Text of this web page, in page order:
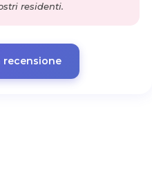
residenti.
recensione